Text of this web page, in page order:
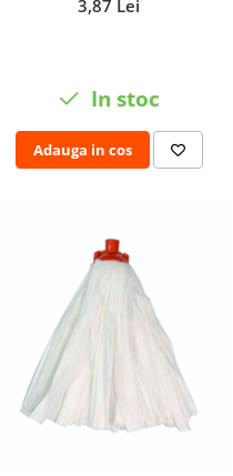
3,87 Lei
In stoc
Adauga in cos